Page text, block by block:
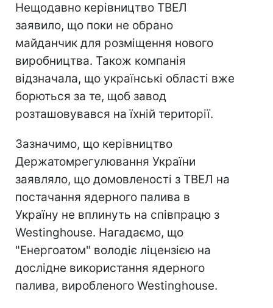
Нещодавно керівництво ТВЕЛ
заявило, що поки не обрано
майданчик для розміщення нового
виробництва. Також компанія
відзначала, що українські області вже
борються за те, щоб завод
розташовувався на їхній території.
Зазначимо, що керівництво
Держатомрегулювання України
заявляло, що домовленості з ТВЕЛ на
постачання ядерного палива в
Україну не вплинуть на співпрацю з
Westinghouse. Нагадаємо, що
"Енергоатом" володіє ліцензією на
дослідне використання ядерного
палива, виробленого Westinghouse.